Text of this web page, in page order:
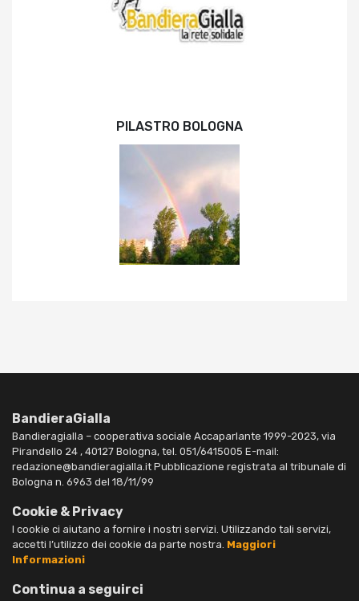
PILASTRO BOLOGNA
BandieraGialla
Bandieragialla – cooperativa sociale Accaparlante 1999-2023, via
Pirandello 24 , 40127 Bologna, tel. 051/6415005 E-mail:
redazione@bandieragialla.it Pubblicazione registrata al tribunale di
Bologna n. 6963 del 18/11/99
Cookie & Privacy
I cookie ci aiutano a fornire i nostri servizi. Utilizzando tali servizi,
accetti l’utilizzo dei cookie da parte nostra. Maggiori
Informazioni
Continua a seguirci